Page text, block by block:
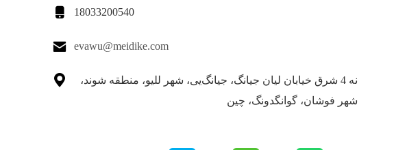
 18033200540
 evawu@meidike.com

نه 4 شرق خیابان لیان جیانگ، جیانگ‌یی، شهر للیو، منطقه شوند،
شهر فوشان، گوانگدونگ، چین